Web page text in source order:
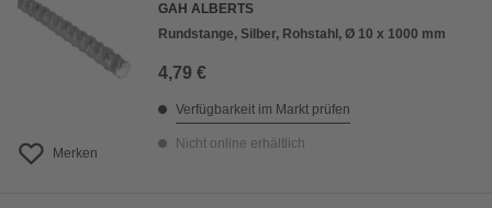
Merken
GAH ALBERTS
Rundstange, Silber, Rohstahl, Ø 10 x 1000 mm
4,79 €
Verfügbarkeit im Markt prüfen
Nicht online erhältlich